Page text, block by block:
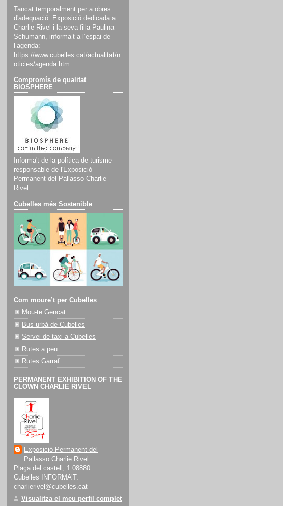
Tancat temporalment per a obres
d'adequació. Exposició dedicada a
Charlie Rivel i la seva filla Paulina
Schumann, informa’t a l’espai de
l’agenda:
https://www.cubelles.cat/actualitat/n
oticies/agenda.htm
Compromís de qualitat
BIOSPHERE
Informa't de la política de turisme
responsable de l'Exposició
Permanent del Pallasso Charlie
Rivel
Cubelles més Sostenible
Com moure’t per Cubelles
Mou-te Gencat
Bus urbà de Cubelles
Servei de taxi a Cubelles
Rutes a peu
Rutes Garraf
PERMANENT EXHIBITION OF THE
CLOWN CHARLIE RIVEL
Exposició Permanent del
Pallasso Charlie Rivel
Plaça del castell, 1 08880
Cubelles INFORMA’T:
charlierivel@cubelles.cat
Visualitza el meu perfil complet